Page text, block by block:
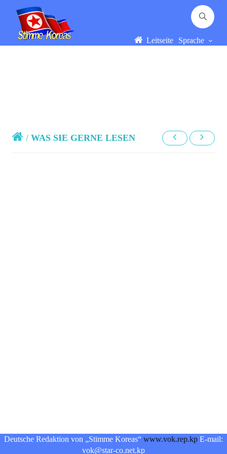
Leitseite Sprache
/WAS SIE GERNE LESEN
Deutsche Redaktion von „Stimme Koreas“ www.vok.rep.kp E-mail:
vok@star-co.net.kp